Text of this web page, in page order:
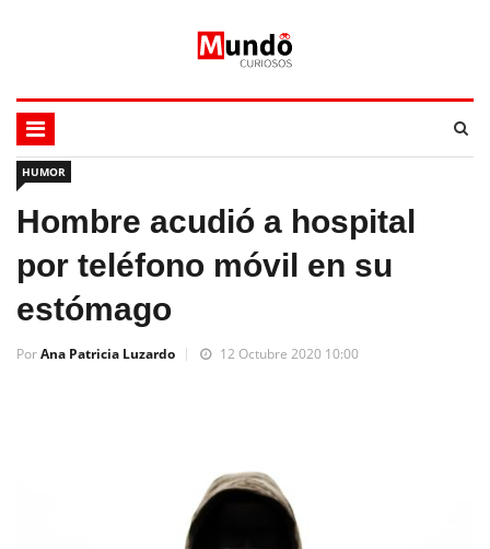
HUMOR
Hombre acudió a hospital
por teléfono móvil en su
estómago
PorAna Patricia Luzardo 12 Octubre 2020 10:00